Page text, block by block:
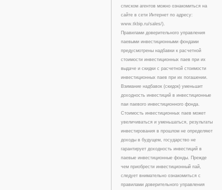
списком агентов можно ознакомиться на
сайте в сети Интернет по адресу:
www.tkbip.ru/sales/).
Правилами доверительного управления
паевыми инвестиционными фондами
предусмотрены надбавки к расчетной
стоимости инвестиционных паев при их
выдаче и скидки с расчетной стоимости
инвестиционных паев при их погашении.
Взимание надбавок (скидок) уменьшит
доходность инвестиций в инвестиционные
паи паевого инвестиционного фонда.
Стоимость инвестиционных паев может
увеличиваться и уменьшаться, результаты
инвестирования в прошлом не определяют
доходы в будущем, государство не
гарантирует доходность инвестиций в
паевые инвестиционные фонды. Прежде
чем приобрести инвестиционный пай,
следует внимательно ознакомиться с
правилами доверительного управления